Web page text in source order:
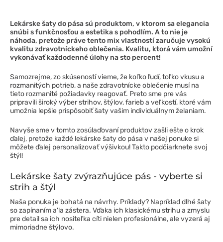
Lekárske šaty do pása sú produktom, v ktorom sa elegancia
snúbi s funkčnosťou a estetika s pohodlím. A to nie je
náhoda, pretože práve tento mix vlastností zaručuje vysokú
kvalitu zdravotníckeho oblečenia. Kvalitu, ktorá vám umožní
vykonávať každodenné úlohy na sto percent!
Samozrejme, zo skúseností vieme, že koľko ľudí, toľko vkusu a
rozmanitých potrieb, a naše zdravotnícke oblečenie musí na
tieto rozmanité požiadavky reagovať. Preto sme pre vás
pripravili široký výber strihov, štýlov, farieb a veľkostí, ktoré vám
umožnia lepšie prispôsobiť šaty vašim individuálnym želaniam.
Navyše sme v tomto zosúlaďovaní produktov zašli ešte o krok
ďalej, pretože každé lekárske šaty do pása v našej ponuke si
môžete ďalej personalizovať výšivkou! Takto podčiarknete svoj
štýl!
Lekárske šaty zvýrazňujúce pás - vyberte si
strih a štýl
Naša ponuka je bohatá na návrhy. Príklady? Napríklad dlhé šaty
so zapínaním a'la zástera. Vďaka ich klasickému strihu a zmyslu
pre detail sa ich nositeľka cíti nielen profesionálne, ale vyzerá aj
mimoriadne štýlovo.